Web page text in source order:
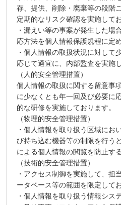
存、提供、削除・廃棄等の段階
定期的なリスク確認を実施して
・漏えい等の事案が発生した場
応方法を個人情報保護規程に定
・個人情報の取扱状況に対して
応じて適宜に、内部監査を実施
（人的安全管理措置）
個人情報の取扱に関する留意事
に少なくとも年一回及び必要に
的な研修を実施しております。
（物理的安全管理措置）
・個人情報を取り扱う区域にお
び持ち込む機器等の制限を行う
による個人情報の閲覧を防止す
（技術的安全管理措置）
・アクセス制御を実施して、担
ータベース等の範囲を限定して
・個人情報を取り扱う情報シス